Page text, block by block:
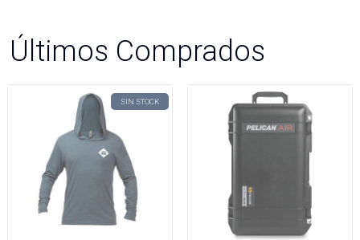
Últimos Comprados
SIN STOCK